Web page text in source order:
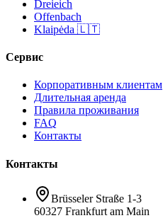
Dreieich
Offenbach
Klaipėda 🇱🇹
Сервис
Корпоративным клиентам
Длительная аренда
Правила проживания
FAQ
Контакты
Контакты
Brüsseler Straße 1-3
60327 Frankfurt am Main